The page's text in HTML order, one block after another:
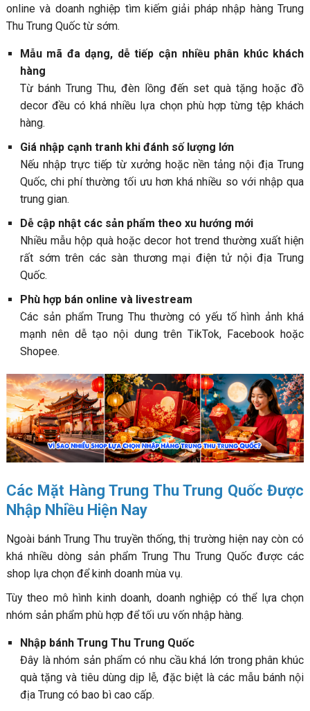
online và doanh nghiệp tìm kiếm giải pháp nhập hàng Trung
Thu Trung Quốc từ sớm.
Mẫu mã đa dạng, dễ tiếp cận nhiều phân khúc khách
hàng
Từ bánh Trung Thu, đèn lồng đến set quà tặng hoặc đồ
decor đều có khá nhiều lựa chọn phù hợp từng tệp khách
hàng.
Giá nhập cạnh tranh khi đánh số lượng lớn
Nếu nhập trực tiếp từ xưởng hoặc nền tảng nội địa Trung
Quốc, chi phí thường tối ưu hơn khá nhiều so với nhập qua
trung gian.
Dễ cập nhật các sản phẩm theo xu hướng mới
Nhiều mẫu hộp quà hoặc decor hot trend thường xuất hiện
rất sớm trên các sàn thương mại điện tử nội địa Trung
Quốc.
Phù hợp bán online và livestream
Các sản phẩm Trung Thu thường có yếu tố hình ảnh khá
mạnh nên dễ tạo nội dung trên TikTok, Facebook hoặc
Shopee.
Các Mặt Hàng Trung Thu Trung Quốc Được
Nhập Nhiều Hiện Nay
Ngoài bánh Trung Thu truyền thống, thị trường hiện nay còn có
khá nhiều dòng sản phẩm Trung Thu Trung Quốc được các
shop lựa chọn để kinh doanh mùa vụ.
Tùy theo mô hình kinh doanh, doanh nghiệp có thể lựa chọn
nhóm sản phẩm phù hợp để tối ưu vốn nhập hàng.
Nhập bánh Trung Thu Trung Quốc
Đây là nhóm sản phẩm có nhu cầu khá lớn trong phân khúc
quà tặng và tiêu dùng dịp lễ, đặc biệt là các mẫu bánh nội
địa Trung có bao bì cao cấp.